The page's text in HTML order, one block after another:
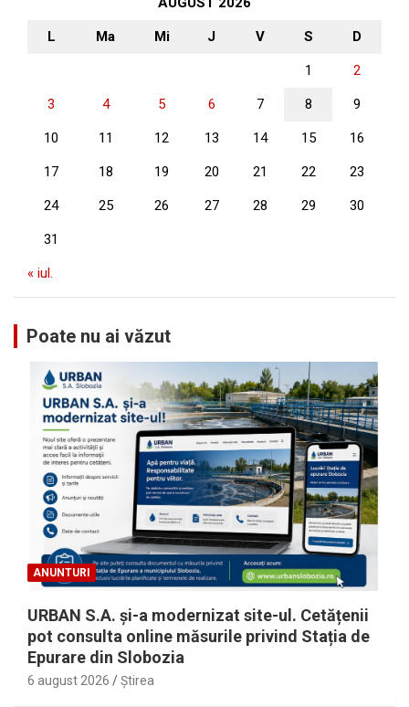
L Ma Mi J V S D
1 2
3 4 5 6 7 8 9
10 11 12 13 14 15 16
17 18 19 20 21 22 23
24 25 26 27 28 29 30
31
« iul.
Poate nu ai văzut
ANUNTURI
URBAN S.A. și-a modernizat site-ul. Cetățenii
pot consulta online măsurile privind Stația de
Epurare din Slobozia
6 august 2026 Ştirea